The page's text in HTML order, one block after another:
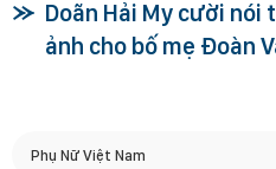
Doãn Hải My cười
ảnh cho bố mẹ Đoàn
Phụ Nữ Việt Nam